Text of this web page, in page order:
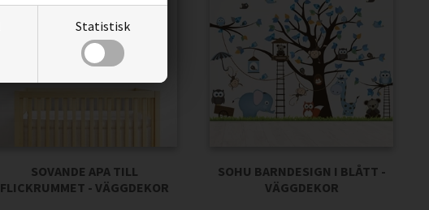
Statistisk
SOVANDE APA TILL
FLICKRUMMET - VÄGGDEKOR
SOHU BARNDESIGN I BLÅTT -
VÄGGDEKOR